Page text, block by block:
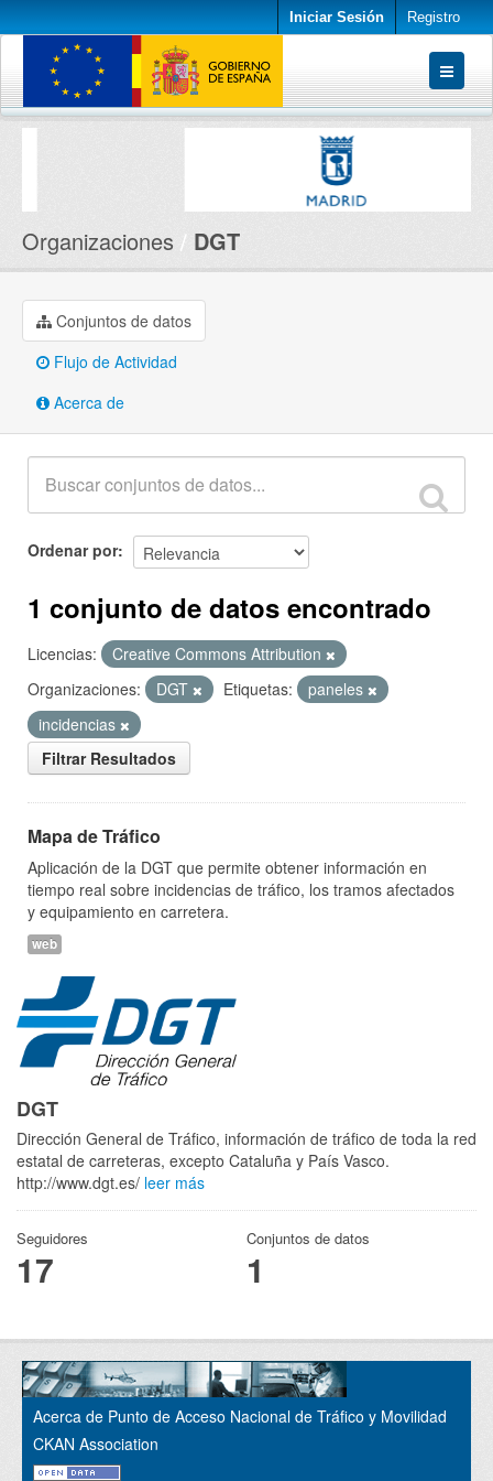
Iniciar Sesión Registro
Conjuntos de datos
Organizaciones DGT
Conjuntos de datos
Flujo de Actividad
Acerca de
Ordenar por
1 conjunto de datos encontrado
Licencias:
Creative Commons Attribution
Organizaciones:
DGT Etiquetas:
paneles
incidencias
Filtrar Resultados
Mapa de Tráfico
Aplicación de la DGT que permite obtener información en
tiempo real sobre incidencias de tráfico, los tramos afectados
y equipamiento en carretera.
web
DGT
Dirección General de Tráfico, información de tráfico de toda la red
estatal de carreteras, excepto Cataluña y País Vasco.
http://www.dgt.es/ leer más
Seguidores
17
Conjuntos de datos
1
Acerca de Punto de Acceso Nacional de Tráfico y Movilidad
CKAN Association